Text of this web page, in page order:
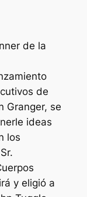
de la
de
Granger, se
ideas
los
Sr.
y eligió a